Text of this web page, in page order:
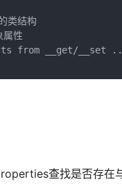
类结构
性
from __get/__set
查找是否存在